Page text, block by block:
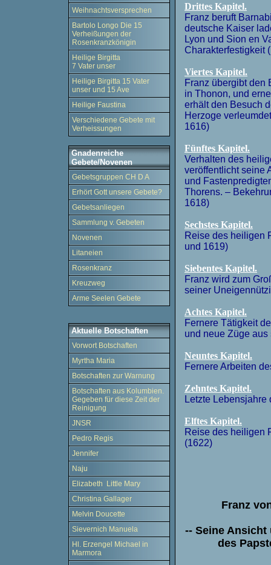
Weihnachtsversprechen
Bartolo Longo Die 15
Verheißungen der
Rosenkranzkönigin
Heilige Birgitta
7 Vater unser
Heilige Birgitta 15 Vater
unser und 15 Ave
Heilige Faustina
Verschiedene Gebete mit
Verheissungen
Gnadenreiche
Gebete/Novenen
Gebetsgruppen CH D A
Erhört Gott unsere Gebete?
Gebetsanliegen
Sammlung v. Gebeten
Novenen
Litaneien
Rosenkranz
Kreuzweg
Arme Seelen Gebete
Aktuelle Botschaften
Vorwort Botschaften
Myrtha Maria
Botschaften zur Warnung
Botschaften aus Kolumbien.
Gegeben für diese Zeit der
Reinigung
JNSR
Pedro Regis
Jennifer
Naju
Elizabeth Little Mary
Christina Gallager
Melvin Doucette
Sievernich Manuela
Hl. Erzengel Michael in
Marmora
Drittes Kapitel.
Franz beruft
deutsche Kaiser
Lyon und Sion en
Charakterfestigkeit
Viertes Kapitel.
Franz übergibt den
in Thonon, und
erhält den Besuch
Herzoge
1616)
Fünftes Kapitel.
Verhalten des
veröffentlicht seine
und
Thorens. –
1618)
Sechstes Kapitel.
Reise des heiligen
und 1619)
Siebentes Kapitel.
Franz wird zum
seiner
Achtes Kapitel.
Fernere Tätigkeit
und neue Züge
Neuntes Kapitel.
Fernere Arbeiten
Zehntes Kapitel.
Letzte
Elftes Kapitel.
Reise des heiligen
(1622)
Franz
-- Seine
des